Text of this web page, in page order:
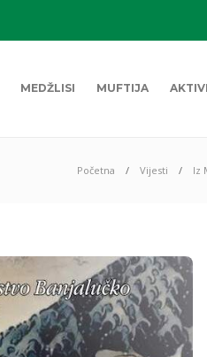
MEDŽLISI MUFTIJA
Početna Vijesti Iz